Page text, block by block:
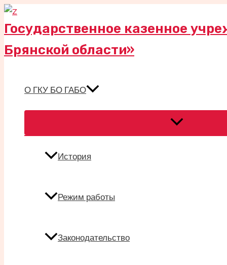
Перейти
кГосударственное казенное
Брянской области»
О ГКУ БО ГАБО
История
Режим работы
Законодательство